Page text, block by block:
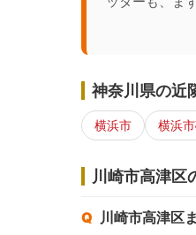
神奈川県の近
横浜市 横浜
川崎市高津区
川崎市高津区